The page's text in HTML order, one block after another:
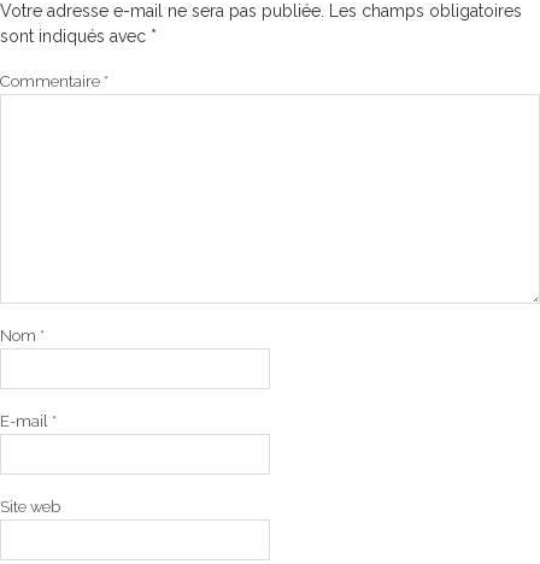
Votre adresse e-mail ne sera pas publiée.
Les champs obligatoires
sont indiqués avec *
Commentaire *
Nom *
E-mail *
Site web